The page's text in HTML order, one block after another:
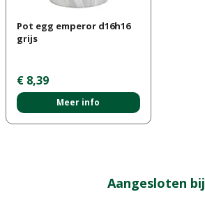
Pot egg emperor d16h16
grijs
€ 8,39
Meer info
Aangesloten bij